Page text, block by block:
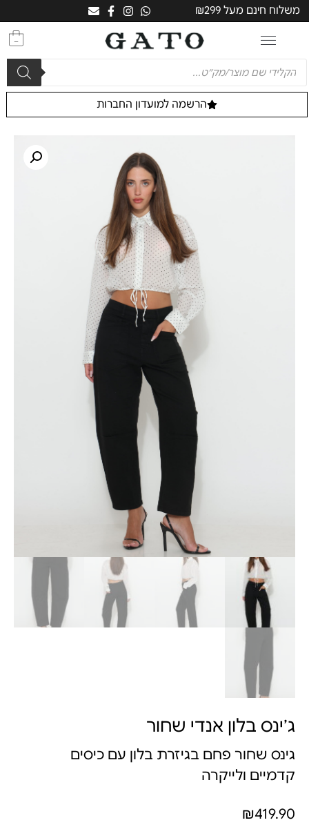
משלוח חינם מעל ₪299
0
הרשמה למועדון החברות
ג׳ינס בלון אנדי שחור
גינס שחור פחם בגיזרת בלון עם כיסים
קדמיים ולייקרה
₪419.90